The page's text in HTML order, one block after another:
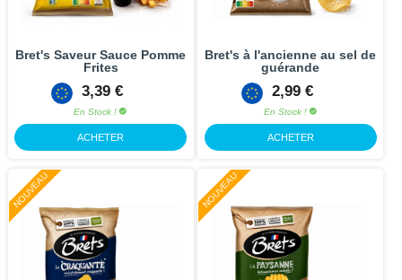
Bret's Saveur Sauce Pomme
Frites
3,39 €
En Stock !
ACHETER
Bret's à l'ancienne au sel de
guérande
2,99 €
En Stock !
ACHETER
NOUVEAU NOUVEAU